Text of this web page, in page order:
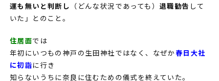
運も無いと判断し （どんな状況であっても）退職勧告 して
いた」とのこと。
住居面では
年初にいつもの神戸の生田神社ではなく、なぜか春日大社
に初詣に行き
知らないうちに奈良に住むための儀式を終えていた。